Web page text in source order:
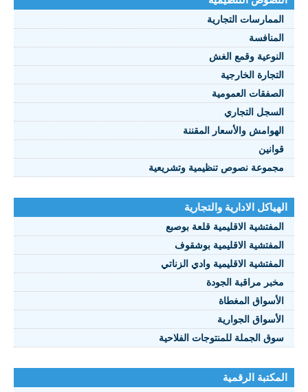
الممارسات التجارية
المنافسة
النوعية وقمع الغش
التجارة الخارجية
الصفقات العمومية
السجل التجاري
الهوامش والأسعار المقننة
قوانين
مجموعة نصوص تنظيمية وتشريعية
الهياكل الادارية والتجارية
المفتشية الاقليمية قلعة بوصبع
المفتشية الاقليمية بوشقوف
المفتشية الاقليمية وادي الزناتي
مخبر مراقبة الجودة
الأسواق المغطاة
الأسواق الجوارية
سوق الجملة للمنتوجات الفلاحية
المكتبة الرقمية